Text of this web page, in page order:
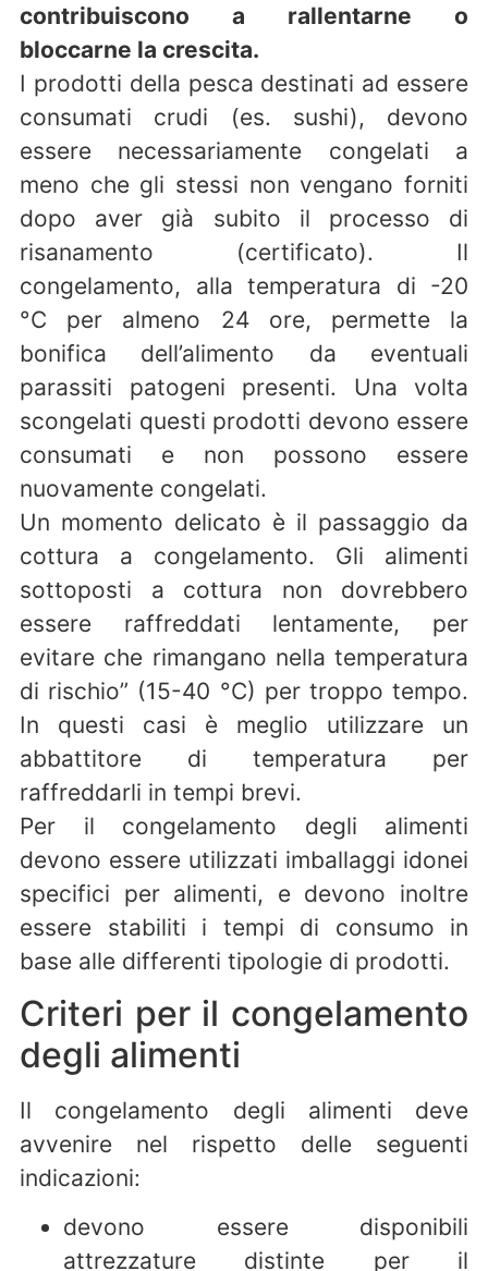
contribuiscono a rallentarne o
bloccarne la crescita.
I prodotti della pesca destinati ad essere
consumati crudi (es. sushi), devono
essere necessariamente congelati a
meno che gli stessi non vengano forniti
dopo aver già subito il processo di
risanamento (certificato). Il
congelamento, alla temperatura di -20
°C per almeno 24 ore, permette la
bonifica dell’alimento da eventuali
parassiti patogeni presenti. Una volta
scongelati questi prodotti devono essere
consumati e non possono essere
nuovamente congelati.
Un momento delicato è il passaggio da
cottura a congelamento. Gli alimenti
sottoposti a cottura non dovrebbero
essere raffreddati lentamente, per
evitare che rimangano nella temperatura
di rischio” (15-40 °C) per troppo tempo.
In questi casi è meglio utilizzare un
abbattitore di temperatura per
raffreddarli in tempi brevi.
Per il congelamento degli alimenti
devono essere utilizzati imballaggi idonei
specifici per alimenti, e devono inoltre
essere stabiliti i tempi di consumo in
base alle differenti tipologie di prodotti.
Criteri per il congelamento
degli alimenti
Il congelamento degli alimenti deve
avvenire nel rispetto delle seguenti
indicazioni:
devono essere disponibili
attrezzature distinte per il